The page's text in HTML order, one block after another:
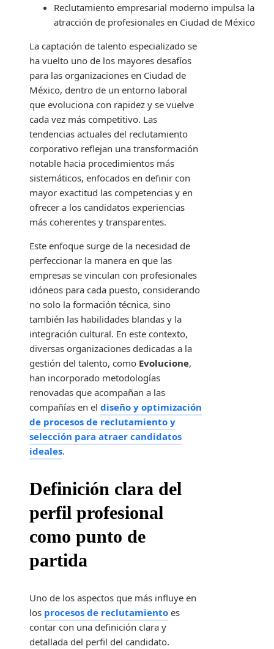
Reclutamiento empresarial moderno impulsa la
atracción de profesionales en Ciudad de México
La captación de talento especializado se
ha vuelto uno de los mayores desafíos
para las organizaciones en Ciudad de
México, dentro de un entorno laboral
que evoluciona con rapidez y se vuelve
cada vez más competitivo. Las
tendencias actuales del reclutamiento
corporativo reflejan una transformación
notable hacia procedimientos más
sistemáticos, enfocados en definir con
mayor exactitud las competencias y en
ofrecer a los candidatos experiencias
más coherentes y transparentes.
Este enfoque surge de la necesidad de
perfeccionar la manera en que las
empresas se vinculan con profesionales
idóneos para cada puesto, considerando
no solo la formación técnica, sino
también las habilidades blandas y la
integración cultural. En este contexto,
diversas organizaciones dedicadas a la
gestión del talento, como Evolucione,
han incorporado metodologías
renovadas que acompañan a las
compañías en el diseño y optimización
de procesos de reclutamiento y
selección para atraer candidatos
ideales.
Definición clara del
perfil profesional
como punto de
partida
Uno de los aspectos que más influye en
los procesos de reclutamiento es
contar con una definición clara y
detallada del perfil del candidato.